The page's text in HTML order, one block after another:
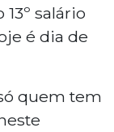
salário
é dia de
quem tem